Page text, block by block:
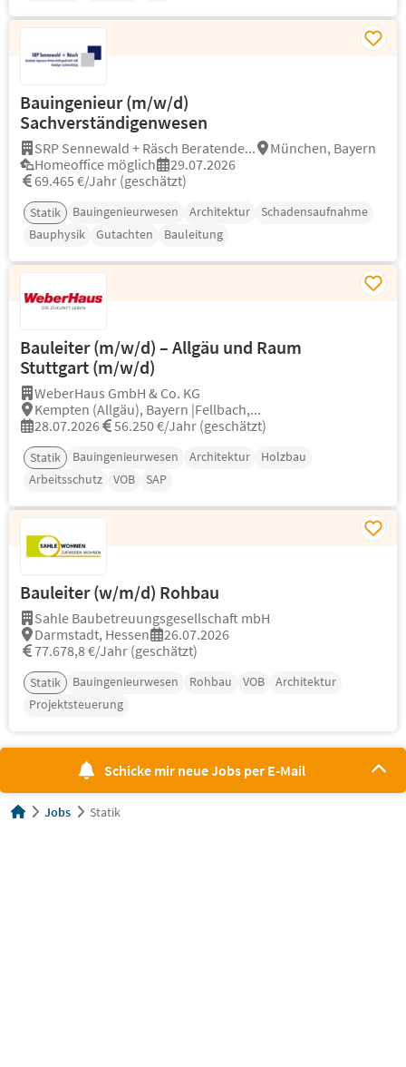
Bauingenieur (m/w/d)
Sachverständigenwesen
SRP Sennewald + Räsch Beratende...
München, Bayern
Homeoffice möglich
29.07.2026
69.465 €/Jahr (geschätzt)
Statik Bauingenieurwesen Architektur
Schadensaufnahme
Bauphysik
Gutachten Bauleitung
Bauleiter (m/w/d) – Allgäu und Raum
Stuttgart (m/w/d)
WeberHaus GmbH & Co. KG
Kempten (Allgäu), Bayern |Fellbach,...
28.07.2026
56.250 €/Jahr (geschätzt)
Statik Bauingenieurwesen Architektur
Holzbau
Arbeitsschutz
VOB SAP
Bauleiter (w/m/d) Rohbau
Sahle Baubetreuungsgesellschaft mbH
Darmstadt, Hessen
26.07.2026
77.678,8 €/Jahr (geschätzt)
Statik Bauingenieurwesen Rohbau VOB
Architektur
Projektsteuerung
Schicke mir neue Jobs per E-Mail
Jobs Statik